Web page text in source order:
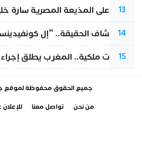
13
الحكم على المذيعة المصرية سارة خليفة و12 متهما بالإعدام في قضية هزت
14
بعد انكشاف الحقيقة.. “إل
15
بتعليمات ملكية.. المغرب يطلق
جميع الحقوق محفوظة لموقع
من نحن تواصل معنا